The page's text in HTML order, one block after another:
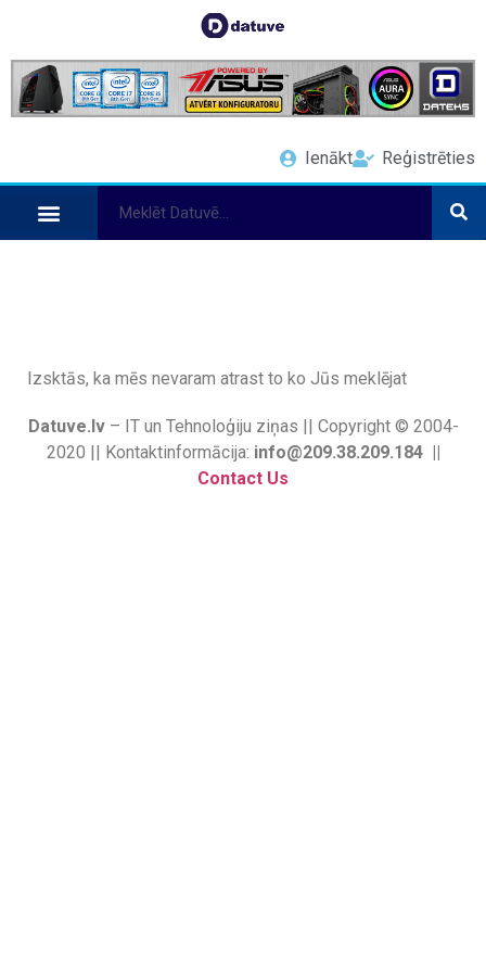
Ienākt Reģistrēties
Izsktās, ka mēs nevaram atrast to ko Jūs meklējat
Datuve.lv– IT un Tehnoloģiju ziņas || Copyright © 2004-
2020 || Kontaktinformācija: info@209.38.209.184 ||
Contact Us